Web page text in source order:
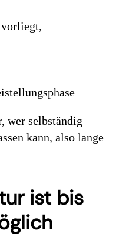
vorliegt,
wer selbständig
kann, also lange
ist bis